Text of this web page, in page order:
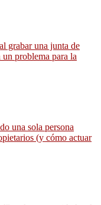
grabar una junta de
problema para la
una sola persona
(y cómo actuar